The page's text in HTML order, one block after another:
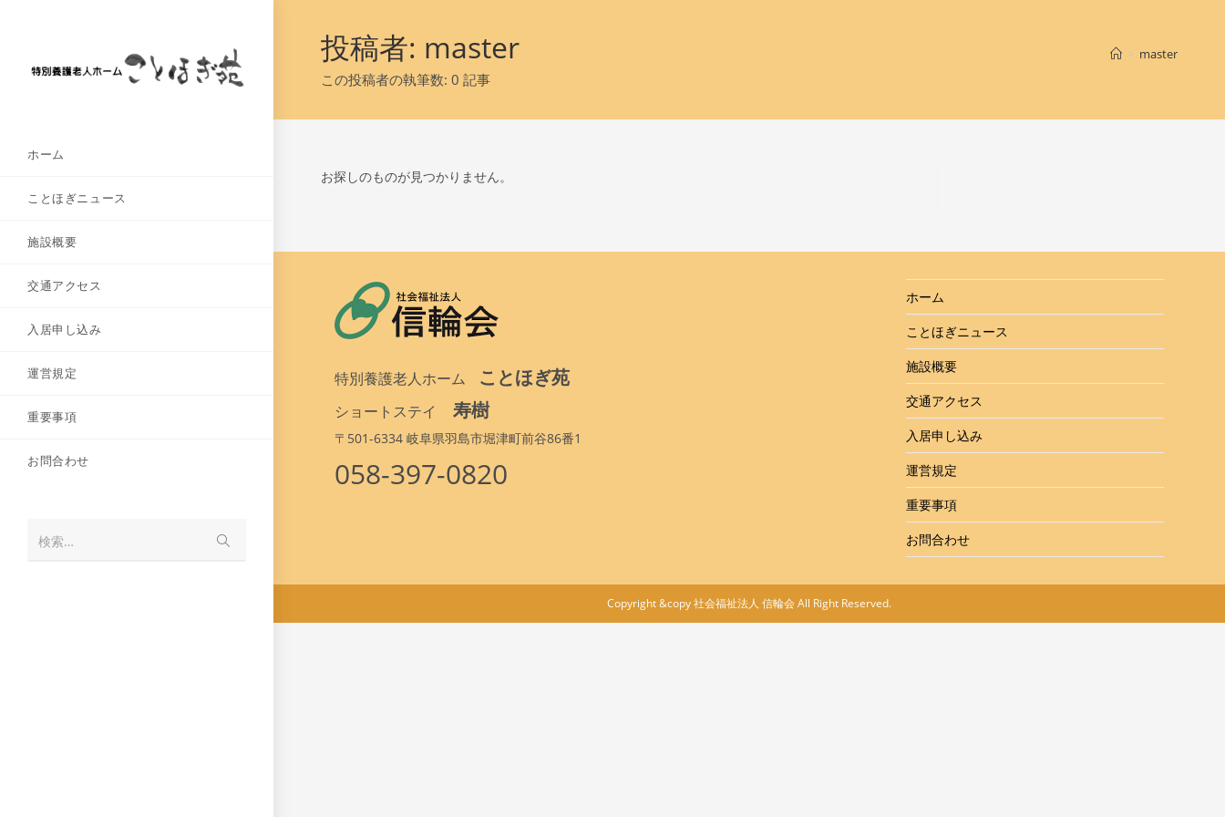
ホーム
ことほぎニュース
施設概要
交通アクセス
入居申し込み
運営規定
重要事項
お問合わせ
検索…
投稿者: master
この投稿者の執筆数: 0 記事
> master
お探しのものが見つかりません。
特別養護老人ホーム ことほぎ苑
ショートステイ 寿樹
〒501-6334 岐阜県羽島市堀津町前谷86番1
058-397-0820
ホーム
ことほぎニュース
施設概要
交通アクセス
入居申し込み
運営規定
重要事項
お問合わせ
Copyright &copy 社会福祉法人 信輪会 All Right Reserved.